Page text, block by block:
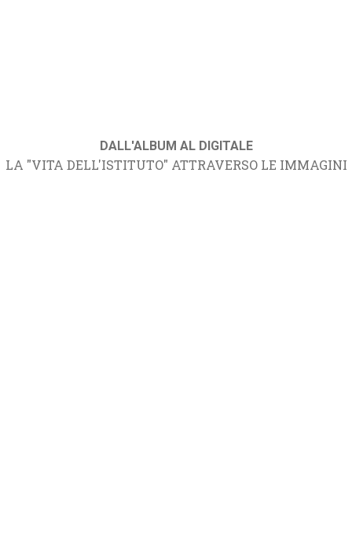
DALL'ALBUM AL DIGITALE
LA "VITA DELL'ISTITUTO" ATTRAVERSO LE IMMAGINI